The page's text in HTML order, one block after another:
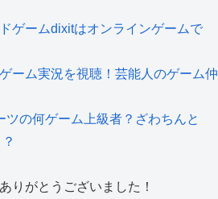
ゲームdixitはオンラインゲームで
ーム実況を視聴！芸能人のゲーム仲
ツの何ゲーム上級者？ざわちんと
りがとうございました！